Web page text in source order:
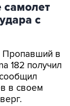
с
Пропавший в
182 получил
в своем